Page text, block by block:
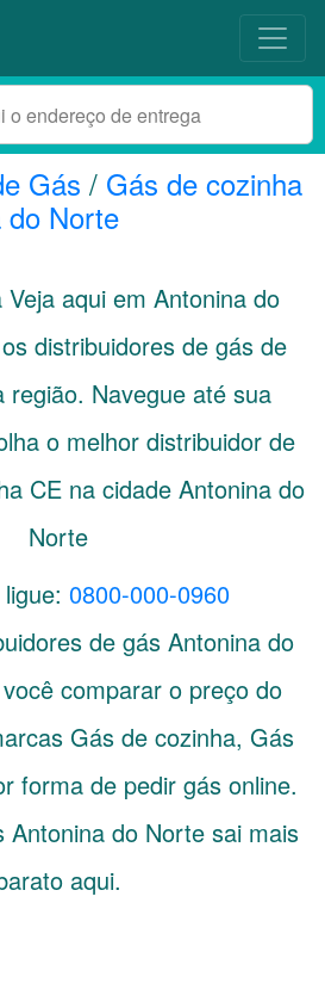
Gás / Gás de cozinha
do Norte
aqui em Antonina do
distribuidores de gás de
região. Navegue até sua
o melhor distribuidor de
CE na cidade Antonina do
Norte
0800-000-0960
de gás Antonina do
comparar o preço do
Gás de cozinha, Gás
forma de pedir gás online.
Antonina do Norte sai mais
aqui.